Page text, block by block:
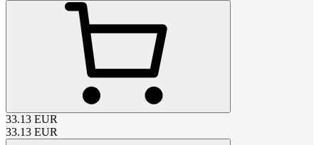
33.13 EUR
33.13 EUR